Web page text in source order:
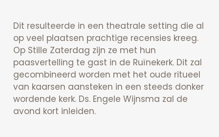
Dit resulteerde in een theatrale setting die al
op veel plaatsen prachtige recensies kreeg.
Op Stille Zaterdag zijn ze met hun
paasvertelling te gast in de Ruïnekerk. Dit zal
gecombineerd worden met het oude ritueel
van kaarsen aansteken in een steeds donker
wordende kerk. Ds. Engele Wijnsma zal de
avond kort inleiden.